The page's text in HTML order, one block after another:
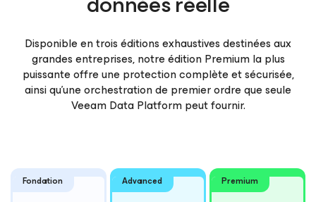
Disponible en trois éditions exhaustives destinées aux
grandes entreprises, notre édition Premium la plus
puissante offre une protection complète et sécurisée,
ainsi qu’une orchestration de premier ordre que seule
Veeam Data Platform peut fournir.
Fondation Advanced Premium